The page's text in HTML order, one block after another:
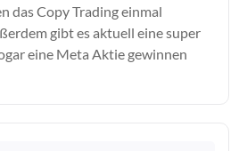
das Copy Trading einmal
gibt es aktuell eine super
eine Meta Aktie gewinnen